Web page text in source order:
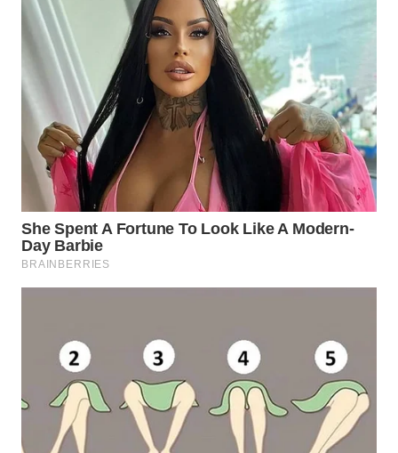
WN
PAKPAK
WN
KARAWANG
WN
BEKASI
WN
BOGOR
WN
TAPANULI
UTARA
WN